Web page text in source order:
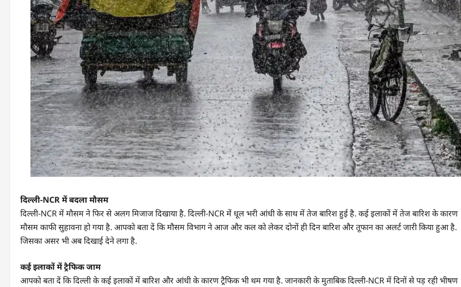
दिल्ली-NCR में बदला मौसम
दिल्ली-NCR में मौसम ने फिर से अलग मिजाज दिखाया है. दिल्ली-NCR में धूल भरी आंधी के साथ में तेज बारिश हुई है. कई इलाकों में तेज बारिश के कारण
मौसम काफी सुहावना हो गया है. आपको बता दें कि मौसम विभाग ने आज और कल को लेकर दोनों ही दिन बारिश और तूफान का अलर्ट जारी किया हुआ है.
जिसका असर भी अब दिखाई देने लगा है.
कई इलाकों में ट्रैफिक जाम
आपको बता दें कि दिल्ली के कई इलाकों में बारिश और आंधी के कारण ट्रैफिक भी थम गया है. जानकारी के मुताबिक दिल्ली-NCR में दिनों से पड़ रही भीषण